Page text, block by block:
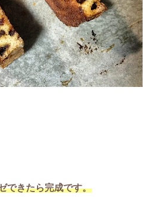
できたら完成です。